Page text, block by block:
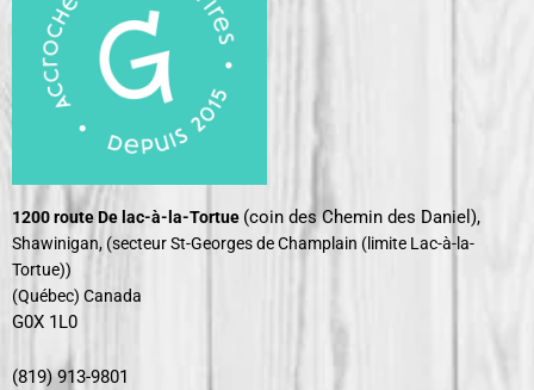
1200 route De lac-à-la-Tortue (coin des Chemin des Daniel),
Shawinigan, (secteur St-Georges de Champlain (limite Lac-à-la-
Tortue))
(Québec) Canada
G0X 1L0
(819) 913-9801